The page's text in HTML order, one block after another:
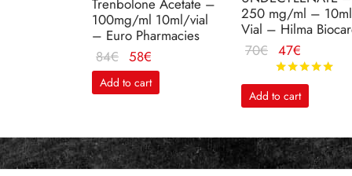
Trenbolone Acetate –
100mg/ml 10ml/vial
– Euro Pharmacies
84€ Le
prix
initial
84€.
58€
prix
actuel
58€.
Add to cart
250 mg/ml – 10ml
Vial – Hilma
70€ Le
prix
initial
était :
47€
prix
actuel
est :
Add to cart